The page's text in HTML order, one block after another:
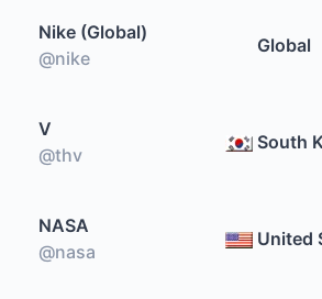
Nike (Global)
@nike
Global
V
@thv
South
NASA
@nasa
United